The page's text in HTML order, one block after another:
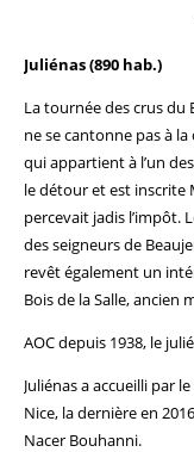
Juliénas (890 hab.)
La tournée des crus du
ne se cantonne pas à
qui appartient à l’un
le détour et est inscrite
percevait jadis l’impôt.
des seigneurs de
revêt également un
Bois de la Salle, ancien
AOC depuis 1938, le
Juliénas a accueilli par
Nice, la dernière en
Nacer Bouhanni.